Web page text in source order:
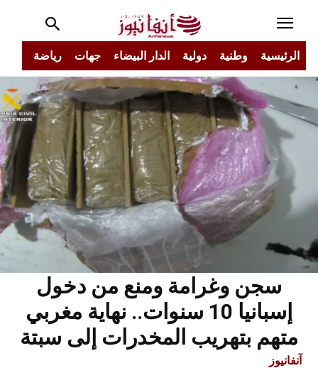
الرئيسية وطنية دولية الدار البيضاء جهات رياضة
سجن وغرامة ومنع من دخول
إسبانيا 10 سنوات.. نهاية مغربي
متهم بتهريب المخدرات إلى سبتة
آنفانيوز